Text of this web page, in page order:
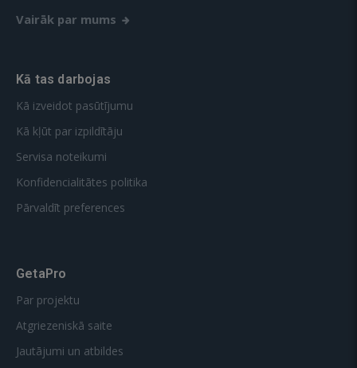
Vairāk par mums
Kā tas darbojas
Kā izveidot pasūtījumu
Kā kļūt par izpildītāju
Servisa noteikumi
Konfidencialitātes politika
Pārvaldīt preferences
GetaPro
Par projektu
Atgriezeniskā saite
Jautājumi un atbildes